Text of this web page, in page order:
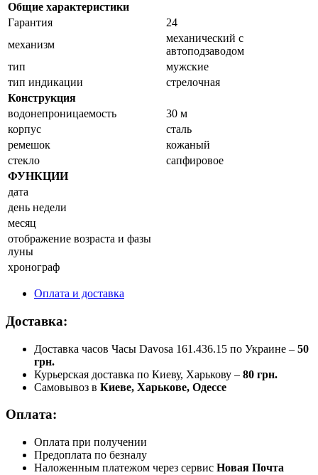
Общие характеристики
Гарантия
24
механизм
механический с
автоподзаводом
тип
мужские
тип индикации
стрелочная
Конструкция
водонепроницаемость
30 м
корпус
сталь
ремешок
кожаный
стекло
сапфировое
ФУНКЦИИ
дата
день недели
месяц
отображение возраста и фазы
луны
хронограф
Оплата и доставка
Доставка:
Доставка часов Часы Davosa 161.436.15 по Украине – 50
грн.
Курьерская доставка по Киеву, Харькову – 80 грн.
Самовывоз в Киеве, Харькове, Одессе
Оплата:
Оплата при получении
Предоплата по безналу
Наложенным платежом через сервис Новая Почта